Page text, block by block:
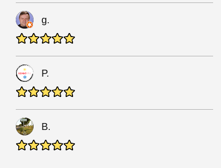
g.
P.
B.